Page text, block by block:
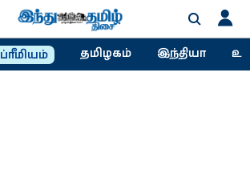
ப்ரீமியம் தமிழகம் இந்தியா